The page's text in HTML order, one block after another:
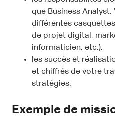
que Business
différentes
de projet digital,
informaticien, etc.),
les succès et
et chiffrés de votre
stratégies.
Exemple de